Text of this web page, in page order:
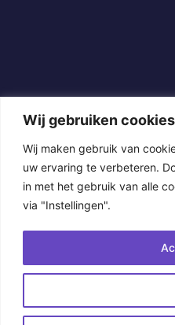
Wij gebruiken
Wij maken gebruik van
uw ervaring te verbeteren.
in met het gebruik van alle
via "Instellingen".